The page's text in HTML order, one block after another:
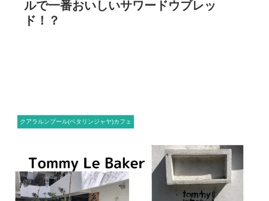
ルで一番おいしいサワードウブレッ
ド！？
クアラルンプール(ペタリンジャヤ)カフェ